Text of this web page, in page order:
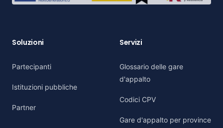
Soluzioni
Partecipanti
Istituzioni pubbliche
Partner
Servizi
Glossario delle gare
d'appalto
Codici CPV
Gare d'appalto per province